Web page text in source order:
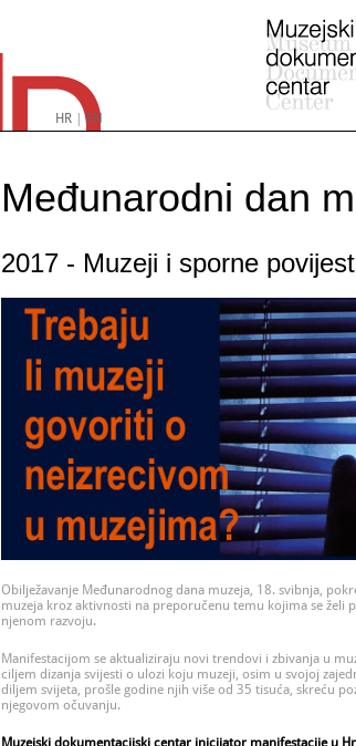
HR|EN
Međunarodni dan
2017 - Muzeji i sporne
Obilježavanje Međunarodnog dana muzeja, 18. svibnja,
muzeja kroz aktivnosti na preporučenu temu kojima se
njenom razvoju.
Manifestacijom se aktualiziraju novi trendovi i zbivanja u
ciljem dizanja svijesti o ulozi koju muzeji, osim u svojoj
diljem svijeta, prošle godine njih više od 35 tisuća, skreću
njegovom očuvanju.
Muzejski dokumentacijski centar inicijator manifestacije u